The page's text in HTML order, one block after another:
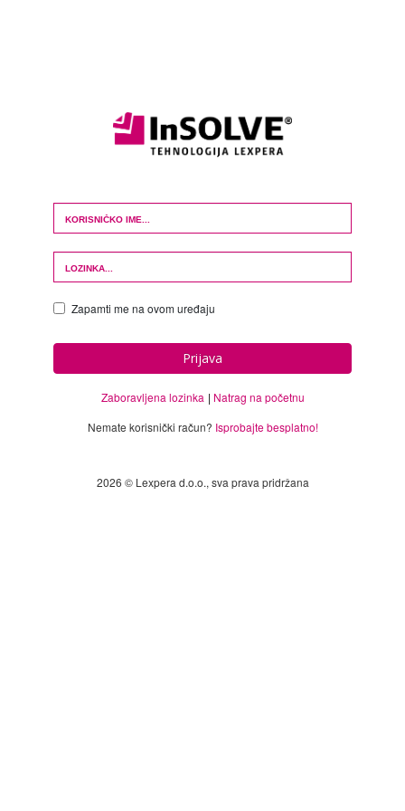
Login Form
Zapamti me na ovom uređaju
Prijava
Zaboravljena lozinka
Natrag na početnu
Nemate korisnički račun? Isprobajte besplatno!
2026 © Lexpera d.o.o., sva prava pridržana